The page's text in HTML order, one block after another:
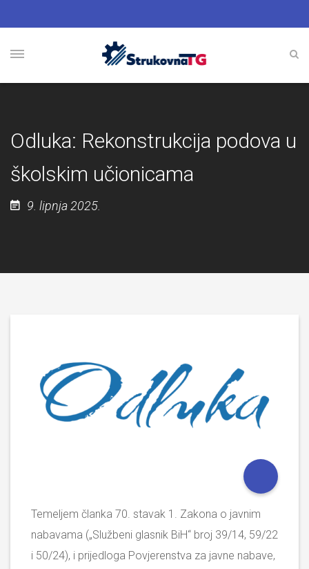
Odluka: Rekonstrukcija podova u
školskim učionicama
9. lipnja 2025.
Temeljem članka 70. stavak 1. Zakona o javnim
nabavama („Službeni glasnik BiH“ broj 39/14, 59/22
i 50/24), i prijedloga Povjerenstva za javne nabave,